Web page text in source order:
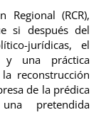
(RCR),
si después del
jurídicas, el
y una práctica
reconstrucción
de la prédica
pretendida